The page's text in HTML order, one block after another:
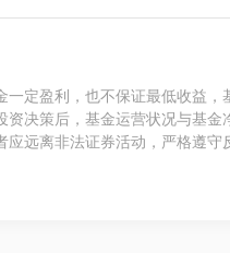
定盈利，也不保证最低收益
决策后，基金运营状况与基
远离非法证券活动，严格遵